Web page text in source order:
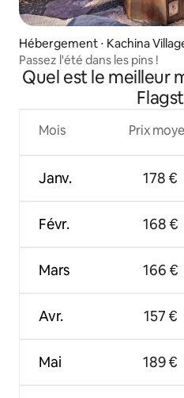
Hébergement ⋅ Kachina
Passez l'été dans les pins !
Quel est le meilleur
Mois
Janv.
Févr.
Mars
Avr.
Mai
Prix
178 €
168 €
166 €
157 €
189 €